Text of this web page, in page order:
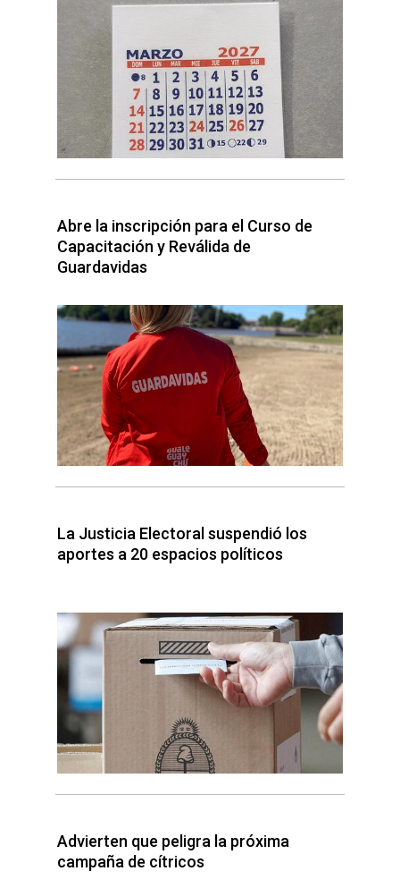
Abre la inscripción para el Curso de
Capacitación y Reválida de
Guardavidas
La Justicia Electoral suspendió los
aportes a 20 espacios políticos
Advierten que peligra la próxima
campaña de cítricos